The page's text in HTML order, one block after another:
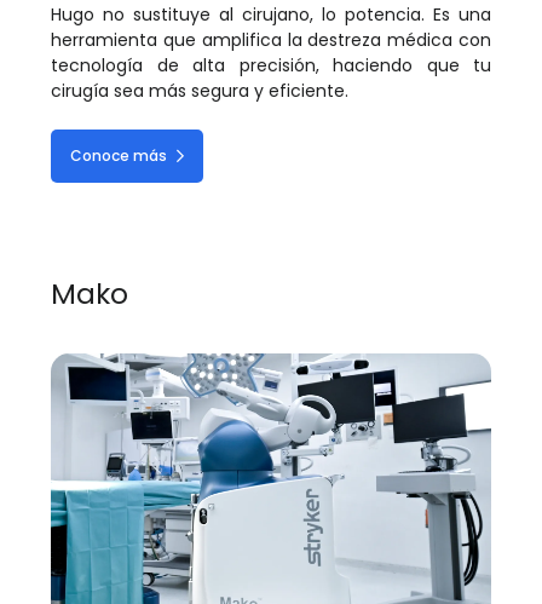
Hugo no sustituye al cirujano, lo potencia. Es una
herramienta que amplifica la destreza médica con
tecnología de alta precisión, haciendo que tu
cirugía sea más segura y eficiente.
Conoce más
Mako